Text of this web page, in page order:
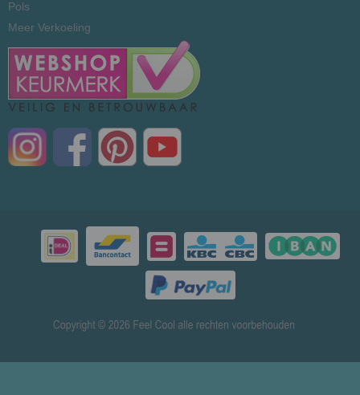
Pols
Meer Verkoeling
© 2026 www.mensenverkoeling.nl - Powered by